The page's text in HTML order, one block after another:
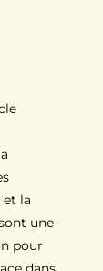
la
une
pour